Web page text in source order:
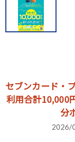
セブンカード・
利用合計10,000
分
2026/